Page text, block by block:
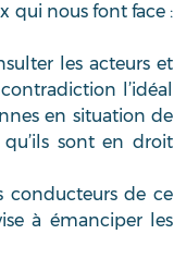
qui nous font face :
les acteurs et
l’idéal
en situation de
sont en droit
conducteurs de ce
à émanciper les